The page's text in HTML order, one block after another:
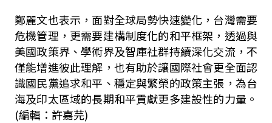
鄭麗文也表示，面對全球局勢快速變化，台灣需要
危機管理，更需要建構制度化的和平框架，透過與
美國政策界、學術界及智庫社群持續深化交流，不
僅能增進彼此理解，也有助於讓國際社會更全面認
識國民黨追求和平、穩定與繁榮的政策主張，為台
海及印太區域的長期和平貢獻更多建設性的力量。
(編輯：許嘉芫)